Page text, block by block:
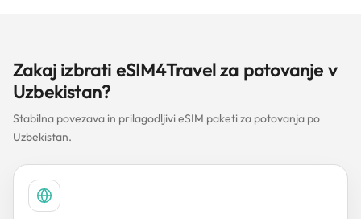
Zakaj izbrati eSIM4Travel za potovanje v
Uzbekistan?
Stabilna povezava in prilagodljivi eSIM paketi za potovanja po
Uzbekistan.